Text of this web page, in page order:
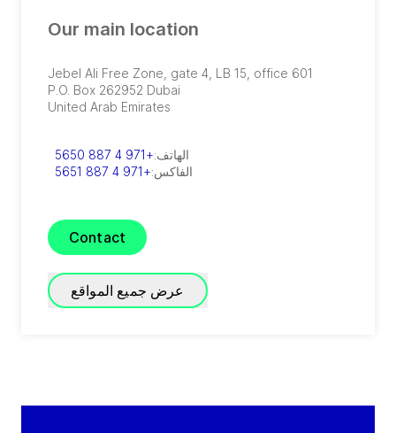
Our main location
Jebel Ali Free Zone, gate 4, LB 15, office 601
P.O. Box 262952 Dubai
United Arab Emirates
الهاتف:+971 4 887 5650
الفاكس:+971 4 887 5651
Contact
عرض جميع المواقع